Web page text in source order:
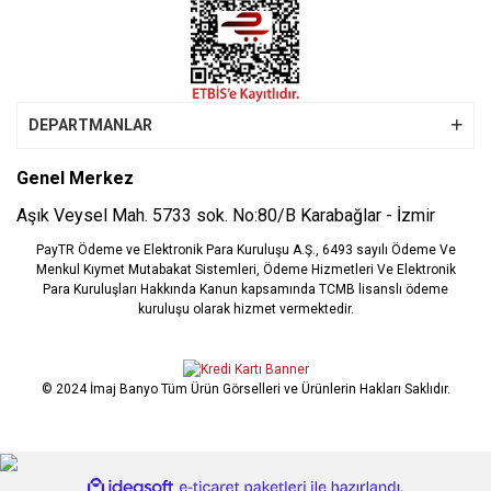
DEPARTMANLAR
Genel Merkez
Aşık Veysel Mah. 5733 sok. No:80/B Karabağlar - İzmir
PayTR Ödeme ve Elektronik Para Kuruluşu A.Ş., 6493 sayılı Ödeme Ve
Menkul Kıymet Mutabakat Sistemleri, Ödeme Hizmetleri Ve Elektronik
Para Kuruluşları Hakkında Kanun kapsamında TCMB lisanslı ödeme
kuruluşu olarak hizmet vermektedir.
© 2024 İmaj Banyo Tüm Ürün Görselleri ve Ürünlerin Hakları Saklıdır.
ideasoft e-